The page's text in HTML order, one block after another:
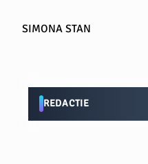
SIMONA STAN
REDACTIE